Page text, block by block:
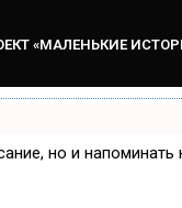
«МАЛЕНЬКИЕ
но и